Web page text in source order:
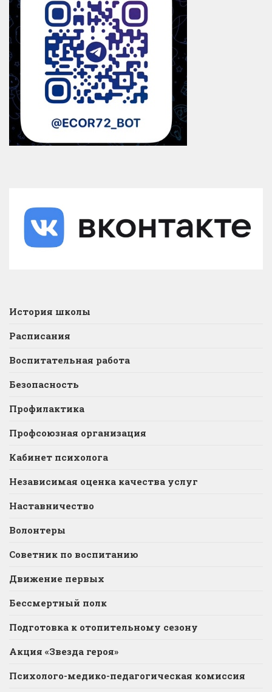
История школы
Расписания
Воспитательная работа
Безопасность
Профилактика
Профсоюзная организация
Кабинет психолога
Независимая оценка качества услуг
Наставничество
Волонтеры
Советник по воспитанию
Движение первых
Бессмертный полк
Подготовка к отопительному сезону
Акция «Звезда героя»
Психолого-медико-педагогическая комиссия